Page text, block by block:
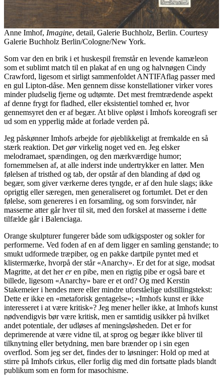
Anne Imhof, Imagine, detail, Galerie Buchholz, Berlin. Courtesy
Galerie Buchholz Berlin/Cologne/New York.
Som var den en brik i et huskespil fremstår en levende kamæleon
som et sublimt match til en plakat af en ung og halvnøgen Cindy
Crawford, ligesom et sirligt sammenfoldet ANTIFAflag passer med
en gul Lipton-dåse. Men gennem disse konstellationer virker vores
minder pludselig fjerne og udtømte. Det mest fremtrædende aspekt
af denne frygt for fladhed, eller eksistentiel tomhed er, hvor
gennemsyret den er af begær. At blive opløst i Imhofs koreografi ser
ud som en ypperlig måde at forlade verden på.
Jeg påskønner Imhofs arbejde for øjeblikkeligt at fremkalde en så
stærk reaktion. Det gørvirkelig noget ved en. Jeg elsker
melodramaet, spændingen, og den mærkværdige humor;
fornemmelsen af, at alle inderst inde undertrykker en latter. Men
følelsen af tristhed og tab, der opstår af den blanding af død og
begær, som giver værkerne deres tyngde, er af den hule slags; ikke
oprigtig eller særegen, men generaliseret og fortumlet. Det er den
følelse, som genereres i en forsamling, og som forsvinder, når
masserne atter går hver til sit, med den forskel at masserne i dette
tilfælde går i Balenciaga.
Orange skulpturer fungerer både som udkigsposter og sokler for
performerne. Ved foden af en af dem ligger en samling genstande; to
smukt udformede træpiber, og en pakke dartpile pyntet med et
klistermærke, hvorpå der står «Anarchy». Er det for at sige, modsat
Magritte, at det hereren pibe, men en rigtig pibe er også bare et
billede, ligesom «Anarchy» bare er et ord? Og med Kerstin
Stakemeier i hendes mere eller mindre uforståelige udstillingstekst:
Dette er ikke en «metaforisk gentagelse»; «Imhofs kunst er ikke
interesseret i at være kritisk»? Jeg mener heller ikke, at Imhofs kunst
nødvendigvis bør være kritisk, men er samtidig usikker på hvilket
andet potentiale, der udløses af meningsløsheden. Det er for
deprimerende at være vidne til, at sprog og begær ikke bliver til
tilknytning eller betydning, men bare brænder op i sin egen
overflod. Som jeg ser det, findes der to løsninger: Hold op med at
stirre på Imhofs cirkus, eller forlig dig med din fortsatte plads blandt
publikum som en form for masochisme.